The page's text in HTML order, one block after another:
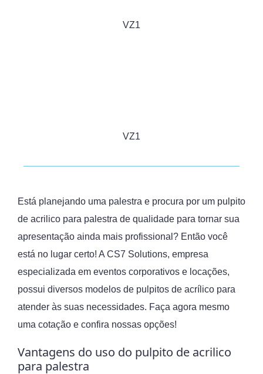
VZ1
VZ1
Está planejando uma palestra e procura por um pulpito
de acrilico para palestra de qualidade para tornar sua
apresentação ainda mais profissional? Então você
está no lugar certo! A CS7 Solutions, empresa
especializada em eventos corporativos e locações,
possui diversos modelos de pulpitos de acrílico para
atender às suas necessidades. Faça agora mesmo
uma cotação e confira nossas opções!
Vantagens do uso do pulpito de acrilico
para palestra